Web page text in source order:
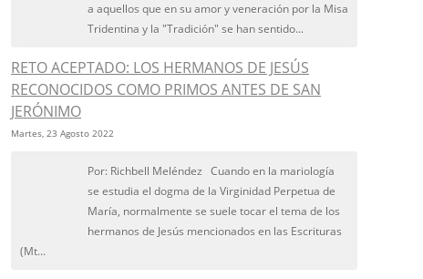
a aquellos que en su amor y veneración por la Misa
Tridentina y la "Tradición" se han sentido...
RETO ACEPTADO: LOS HERMANOS DE JESÚS
RECONOCIDOS COMO PRIMOS ANTES DE SAN
JERÓNIMO
Martes, 23 Agosto 2022
Por: Richbell Meléndez Cuando en la mariología
se estudia el dogma de la Virginidad Perpetua de
María, normalmente se suele tocar el tema de los
hermanos de Jesús mencionados en las Escrituras
(Mt...